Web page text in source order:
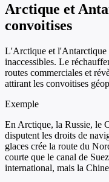
Arctique et
convoitises
L'Arctique et l'Antarctique
inaccessibles. Le
routes commerciales et
attirant les convoitises
Exemple
En Arctique, la Russie, le
disputent les droits de
glaces crée la route du
courte que le canal de
international, mais la